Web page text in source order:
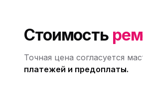
Стоимость
Точная цена согласуется
платежей и предоплаты.